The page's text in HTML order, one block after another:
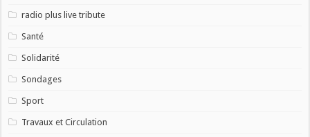
radio plus live tribute
Santé
Solidarité
Sondages
Sport
Travaux et Circulation